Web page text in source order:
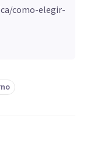
como-elegir-